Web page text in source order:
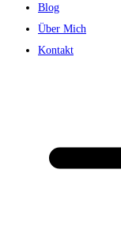
Blog
Über Mich
Kontakt